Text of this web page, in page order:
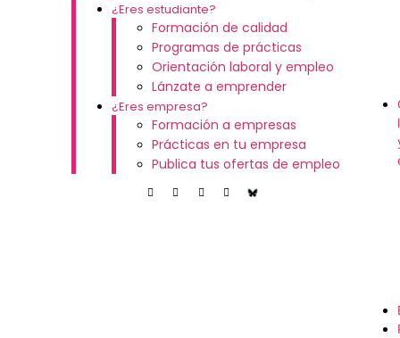
¿Eres estudiante?
Formación de calidad
Programas de prácticas
Orientación laboral y empleo
Lánzate a emprender
¿Eres empresa?
Formación a empresas
Prácticas en tu empresa
Publica tus ofertas de empleo